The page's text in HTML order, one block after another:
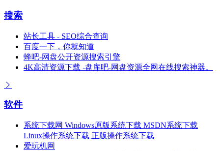
搜索
站长工具 - SEO综合查询
百度一下，你就知道
蜂吧-网盘公开资源搜索引擎
4K高清资源下载 -盘库吧-网盘资源全网在线搜索神器。
软件
系统下载网 Windows原版系统下载 MSDN系统下载
Linux操作系统下载 正版操作系统下载
爱玩机网